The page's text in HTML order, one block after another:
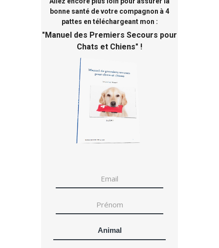
bonne santé de votre compagnon à 4
pattes en téléchargeant mon :
"Manuel des Premiers Secours pour
Chats et Chiens" !
Animal